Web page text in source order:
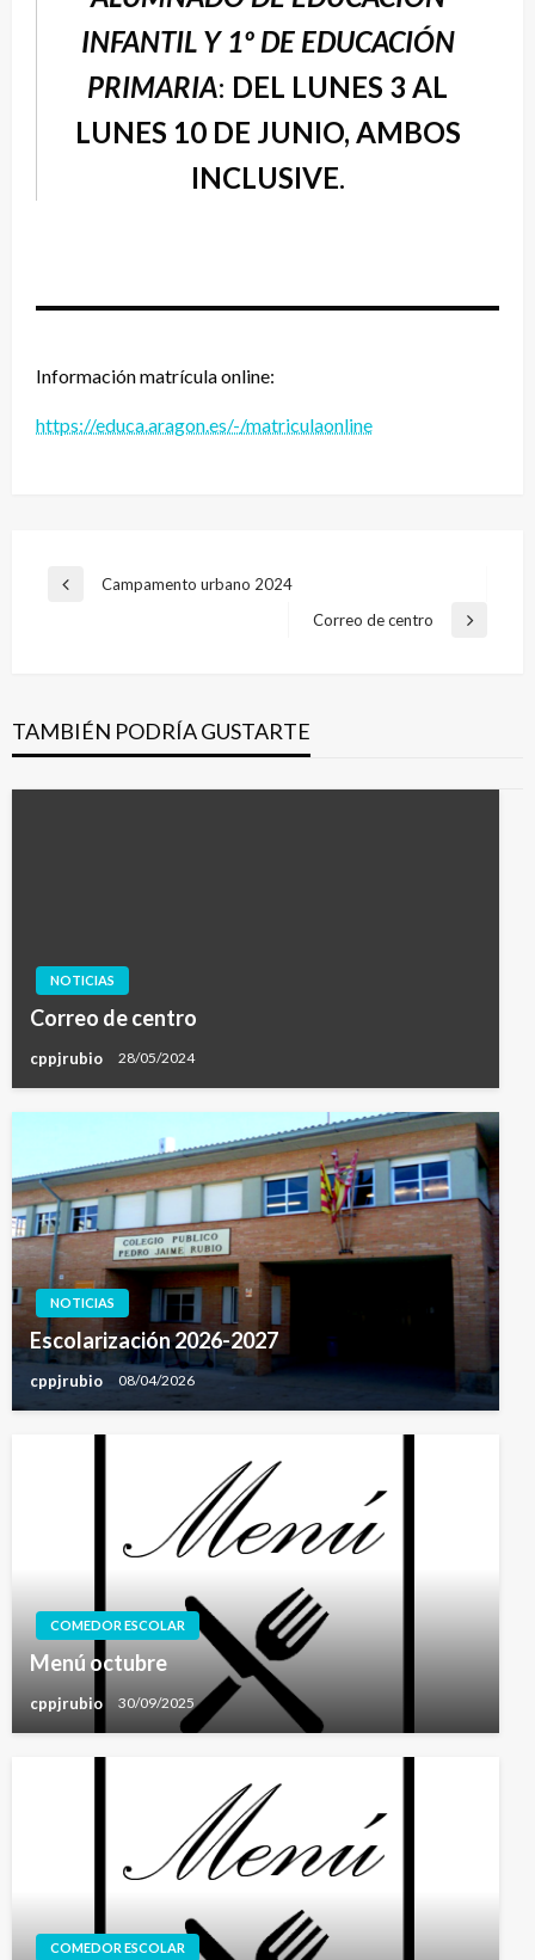
INFANTIL Y 1º DE EDUCACIÓN
PRIMARIA: DEL LUNES 3 AL
LUNES 10 DE JUNIO, AMBOS
INCLUSIVE.
Información matrícula online:
https://educa.aragon.es/-/matriculaonline
Navegación
Entrada
Campamento urbano 2024
Entrada
Correo de centro
TAMBIÉN PODRÍA GUSTARTE
NOTICIAS
Correo de centro
cppjrubio 28/05/2024
NOTICIAS
Escolarización 2026-2027
cppjrubio 08/04/2026
COMEDOR ESCOLAR
Menú octubre
cppjrubio 30/09/2025
COMEDOR ESCOLAR